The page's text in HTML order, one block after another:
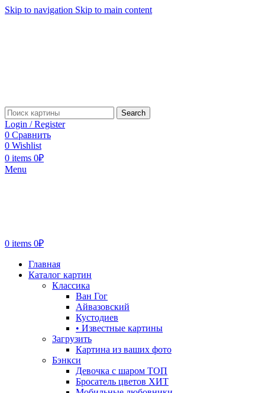
Skip to navigation Skip to main content
Search
Login / Register
0 Сравнить
0 Wishlist
0 items 0₽
Menu
0 items 0₽
Главная
Каталог картин
Классика
Ван Гог
Айвазовский
Кустодиев
• Известные картины
Загрузить
Картина из ваших фото
Бэнкси
Девочка с шаром ТОП
Бросатель цветов ХИТ